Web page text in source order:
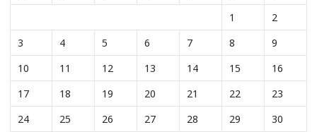
1
2
3
4 5 6 7 8
9
10
11 12 13 14 15
16
17
18 19 20 21 22
23
24
25 26 27 28 29
30